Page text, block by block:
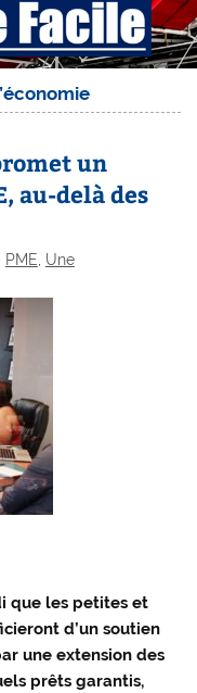
un
au-delà des
PME Une
que les petites et
d’un soutien
une extension des
prêts garantis,